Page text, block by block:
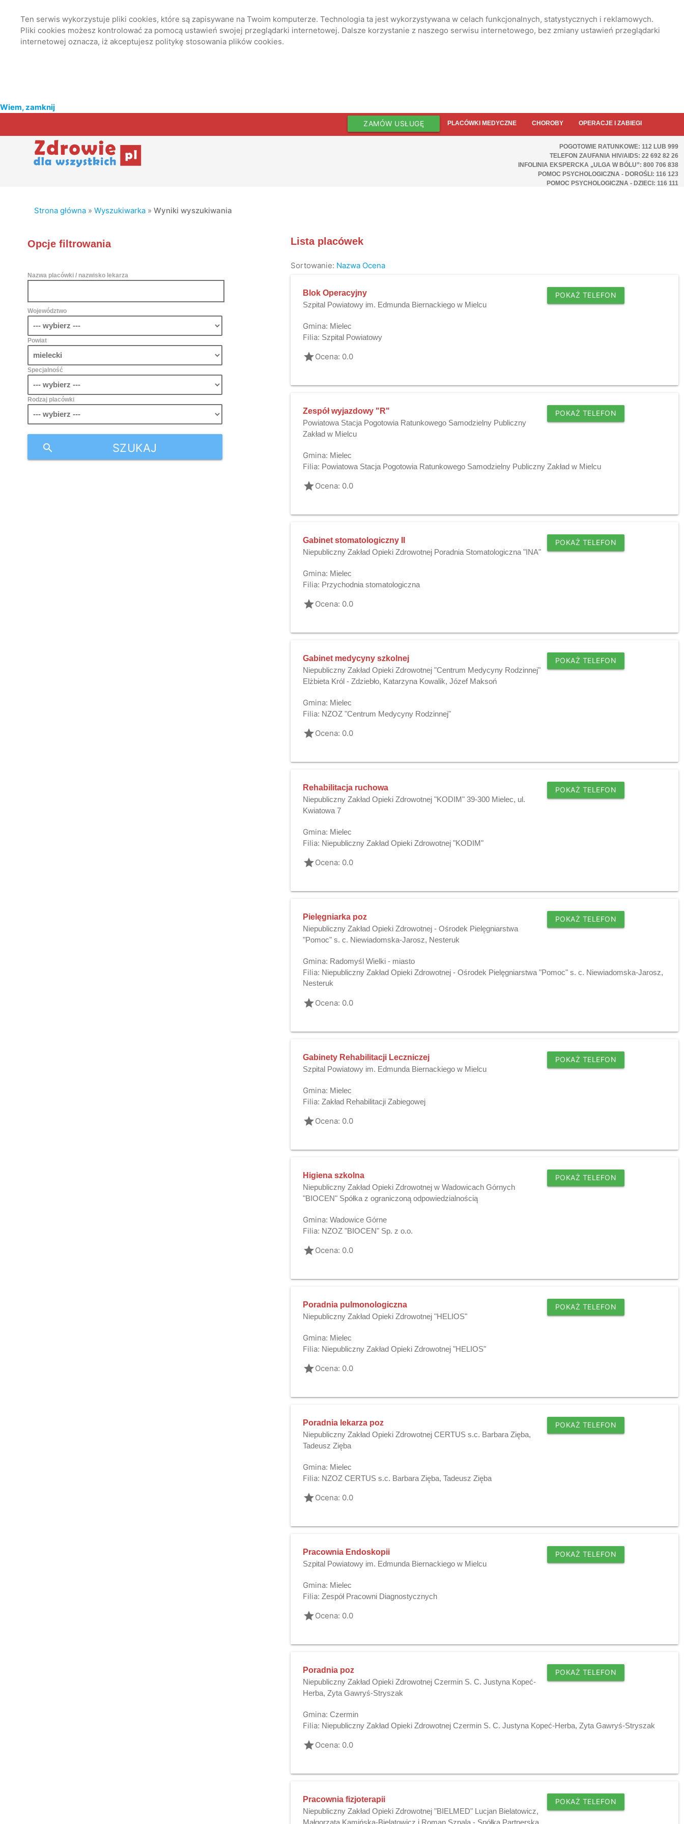
Ten serwis wykorzystuje pliki cookies, które są zapisywane na Twoim komputerze. Technologia ta jest wykorzystywana w celach funkcjonalnych, statystycznych i reklamowych.
Pliki cookies możesz kontrolować za pomocą ustawień swojej przeglądarki internetowej. Dalsze korzystanie z naszego serwisu internetowego, bez zmiany ustawień przeglądarki
internetowej oznacza, iż akceptujesz politykę stosowania plików cookies.
Wiem, zamknij
ZAMÓW USŁUGĘ PLACÓWKI MEDYCZNE CHOROBY OPERACJE I ZABIEGI
POGOTOWIE RATUNKOWE: 112 LUB 999
TELEFON ZAUFANIA HIV/AIDS: 22 692 82 26
INFOLINIA EKSPERCKA „ULGA W BÓLU”: 800 706 838
POMOC PSYCHOLOGICZNA - DOROŚLI: 116 123
POMOC PSYCHOLOGICZNA - DZIECI: 116 111
Strona główna »Wyszukiwarka »Wyniki wyszukiwania
Opcje filtrowania
Nazwa placówki / nazwisko lekarza
Województwo
Powiat
Specjalność
Rodzaj placówki
SZUKAJ
search
Lista placówek
Sortowanie: Nazwa Ocena
Blok Operacyjny
Szpital Powiatowy im. Edmunda Biernackiego w Mielcu
POKAŻ TELEFON
Gmina: Mielec
Filia: Szpital Powiatowy
gradeOcena: 0.0
Zespół wyjazdowy "R"
Powiatowa Stacja Pogotowia Ratunkowego Samodzielny Publiczny
Zakład w Mielcu
POKAŻ TELEFON
Gmina: Mielec
Filia: Powiatowa Stacja Pogotowia Ratunkowego Samodzielny Publiczny Zakład w Mielcu
gradeOcena: 0.0
Gabinet stomatologiczny II
Niepubliczny Zakład Opieki Zdrowotnej Poradnia Stomatologiczna "INA"
POKAŻ TELEFON
Gmina: Mielec
Filia: Przychodnia stomatologiczna
gradeOcena: 0.0
Gabinet medycyny szkolnej
Niepubliczny Zakład Opieki Zdrowotnej "Centrum Medycyny Rodzinnej"
Elżbieta Król - Zdziebło, Katarzyna Kowalik, Józef Maksoń
POKAŻ TELEFON
Gmina: Mielec
Filia: NZOZ "Centrum Medycyny Rodzinnej"
gradeOcena: 0.0
Rehabilitacja ruchowa
Niepubliczny Zakład Opieki Zdrowotnej "KODIM" 39-300 Mielec, ul.
Kwiatowa 7
POKAŻ TELEFON
Gmina: Mielec
Filia: Niepubliczny Zakład Opieki Zdrowotnej "KODIM"
gradeOcena: 0.0
Pielęgniarka poz
Niepubliczny Zakład Opieki Zdrowotnej - Ośrodek Pielęgniarstwa
"Pomoc" s. c. Niewiadomska-Jarosz, Nesteruk
POKAŻ TELEFON
Gmina: Radomyśl Wielki - miasto
Filia: Niepubliczny Zakład Opieki Zdrowotnej - Ośrodek Pielęgniarstwa "Pomoc" s. c. Niewiadomska-Jarosz,
Nesteruk
gradeOcena: 0.0
Gabinety Rehabilitacji Leczniczej
Szpital Powiatowy im. Edmunda Biernackiego w Mielcu
POKAŻ TELEFON
Gmina: Mielec
Filia: Zakład Rehabilitacji Zabiegowej
gradeOcena: 0.0
Higiena szkolna
Niepubliczny Zakład Opieki Zdrowotnej w Wadowicach Górnych
"BIOCEN" Spółka z ograniczoną odpowiedzialnością
POKAŻ TELEFON
Gmina: Wadowice Górne
Filia: NZOZ "BIOCEN" Sp. z o.o.
gradeOcena: 0.0
Poradnia pulmonologiczna
Niepubliczny Zakład Opieki Zdrowotnej "HELIOS"
POKAŻ TELEFON
Gmina: Mielec
Filia: Niepubliczny Zakład Opieki Zdrowotnej "HELIOS"
gradeOcena: 0.0
Poradnia lekarza poz
Niepubliczny Zakład Opieki Zdrowotnej CERTUS s.c. Barbara Zięba,
Tadeusz Zięba
POKAŻ TELEFON
Gmina: Mielec
Filia: NZOZ CERTUS s.c. Barbara Zięba, Tadeusz Zięba
gradeOcena: 0.0
Pracownia Endoskopii
Szpital Powiatowy im. Edmunda Biernackiego w Mielcu
POKAŻ TELEFON
Gmina: Mielec
Filia: Zespół Pracowni Diagnostycznych
gradeOcena: 0.0
Poradnia poz
Niepubliczny Zakład Opieki Zdrowotnej Czermin S. C. Justyna Kopeć-
Herba, Zyta Gawryś-Stryszak
POKAŻ TELEFON
Gmina: Czermin
Filia: Niepubliczny Zakład Opieki Zdrowotnej Czermin S. C. Justyna Kopeć-Herba, Zyta Gawryś-Stryszak
gradeOcena: 0.0
Pracownia fizjoterapii
Niepubliczny Zakład Opieki Zdrowotnej "BIELMED" Lucjan Bielatowicz,
POKAŻ TELEFON